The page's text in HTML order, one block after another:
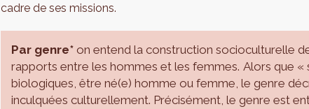
cadre de ses missions.
Par genre* on entend la construction socioculturelle
rapports entre les hommes et les femmes. Alors que
biologiques, être né(e) homme ou femme, le genre
inculquées culturellement. Précisément, le genre est